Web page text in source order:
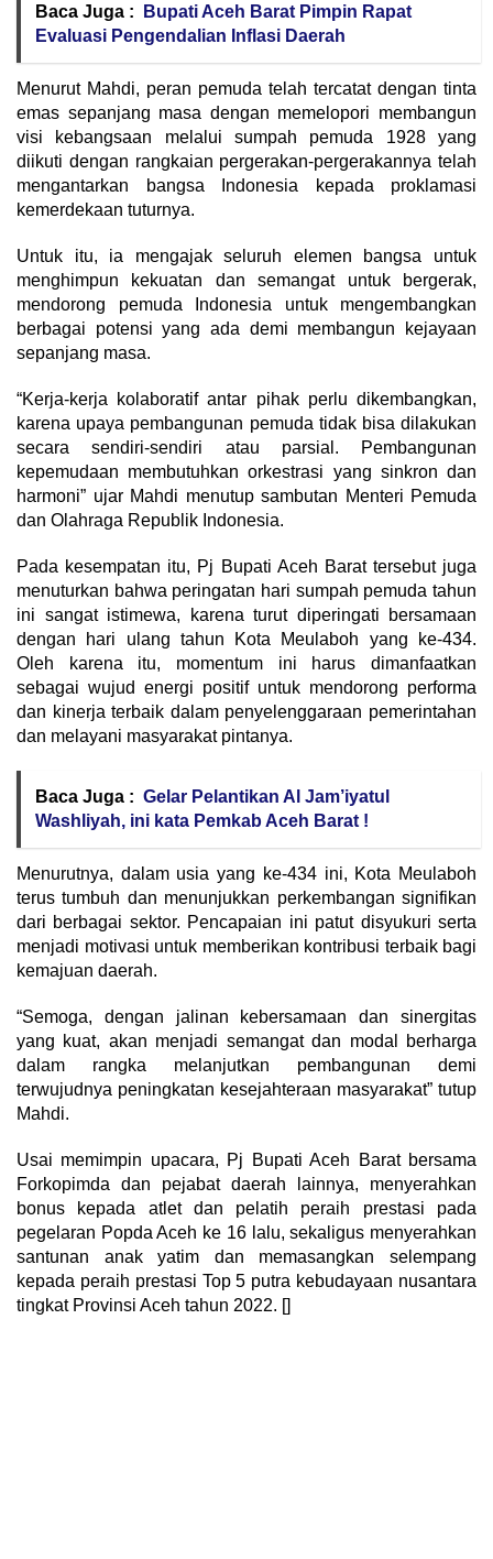
Baca Juga :
Bupati Aceh Barat Pimpin Rapat
Evaluasi Pengendalian Inflasi Daerah
Menurut Mahdi, peran pemuda telah tercatat dengan tinta
emas sepanjang masa dengan memelopori membangun
visi kebangsaan melalui sumpah pemuda 1928 yang
diikuti dengan rangkaian pergerakan-pergerakannya telah
mengantarkan bangsa Indonesia kepada proklamasi
kemerdekaan tuturnya.
Untuk itu, ia mengajak seluruh elemen bangsa untuk
menghimpun kekuatan dan semangat untuk bergerak,
mendorong pemuda Indonesia untuk mengembangkan
berbagai potensi yang ada demi membangun kejayaan
sepanjang masa.
“Kerja-kerja kolaboratif antar pihak perlu dikembangkan,
karena upaya pembangunan pemuda tidak bisa dilakukan
secara sendiri-sendiri atau parsial. Pembangunan
kepemudaan membutuhkan orkestrasi yang sinkron dan
harmoni” ujar Mahdi menutup sambutan Menteri Pemuda
dan Olahraga Republik Indonesia.
Pada kesempatan itu, Pj Bupati Aceh Barat tersebut juga
menuturkan bahwa peringatan hari sumpah pemuda tahun
ini sangat istimewa, karena turut diperingati bersamaan
dengan hari ulang tahun Kota Meulaboh yang ke-434.
Oleh karena itu, momentum ini harus dimanfaatkan
sebagai wujud energi positif untuk mendorong performa
dan kinerja terbaik dalam penyelenggaraan pemerintahan
dan melayani masyarakat pintanya.
Baca Juga : Gelar Pelantikan Al Jam’iyatul
Washliyah, ini kata Pemkab Aceh Barat !
Menurutnya, dalam usia yang ke-434 ini, Kota Meulaboh
terus tumbuh dan menunjukkan perkembangan signifikan
dari berbagai sektor. Pencapaian ini patut disyukuri serta
menjadi motivasi untuk memberikan kontribusi terbaik bagi
kemajuan daerah.
“Semoga, dengan jalinan kebersamaan dan sinergitas
yang kuat, akan menjadi semangat dan modal berharga
dalam rangka melanjutkan pembangunan demi
terwujudnya peningkatan kesejahteraan masyarakat” tutup
Mahdi.
Usai memimpin upacara, Pj Bupati Aceh Barat bersama
Forkopimda dan pejabat daerah lainnya, menyerahkan
bonus kepada atlet dan pelatih peraih prestasi pada
pegelaran Popda Aceh ke 16 lalu, sekaligus menyerahkan
santunan anak yatim dan memasangkan selempang
kepada peraih prestasi Top 5 putra kebudayaan nusantara
tingkat Provinsi Aceh tahun 2022. []